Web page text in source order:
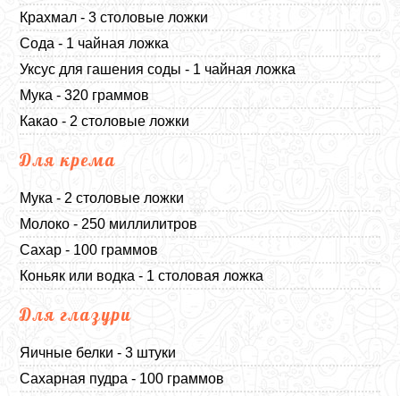
Крахмал - 3 столовые ложки
Сода - 1 чайная ложка
Уксус для гашения соды - 1 чайная ложка
Мука - 320 граммов
Какао - 2 столовые ложки
Для крема
Мука - 2 столовые ложки
Молоко - 250 миллилитров
Сахар - 100 граммов
Коньяк или водка - 1 столовая ложка
Для глазури
Яичные белки - 3 штуки
Сахарная пудра - 100 граммов